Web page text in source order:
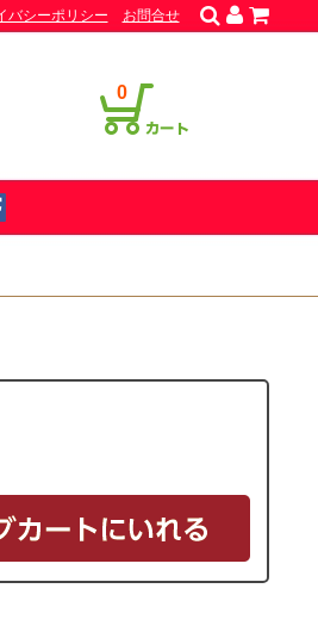
0
バシーポリシー お問合せ